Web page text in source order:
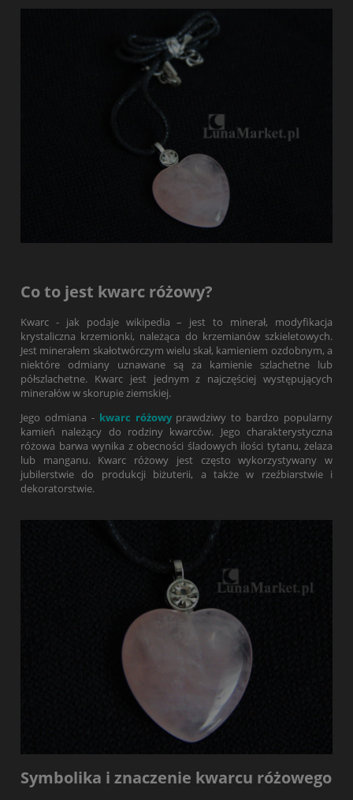
Co to jest kwarc różowy?
Kwarc - jak podaje wikipedia – jest to minerał, modyfikacja
krystaliczna krzemionki, należąca do krzemianów szkieletowych.
Jest minerałem skałotwórczym wielu skał, kamieniem ozdobnym, a
niektóre odmiany uznawane są za kamienie szlachetne lub
półszlachetne. Kwarc jest jednym z najczęściej występujących
minerałów w skorupie ziemskiej.
Jego odmiana - kwarc różowyprawdziwy to bardzo popularny
kamień należący do rodziny kwarców. Jego charakterystyczna
różowa barwa wynika z obecności śladowych ilości tytanu, żelaza
lub manganu. Kwarc różowy jest często wykorzystywany w
jubilerstwie do produkcji biżuterii, a także w rzeźbiarstwie i
dekoratorstwie.
Symbolika i znaczenie kwarcu różowego